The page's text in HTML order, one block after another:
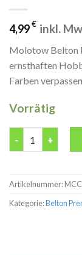
4,99€ inkl.
Molotow Belton
ernsthaften
Farben
Vorrätig
Artikelnummer:
Kategorie:Belton